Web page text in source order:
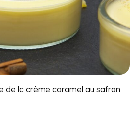
de la crème caramel au safran